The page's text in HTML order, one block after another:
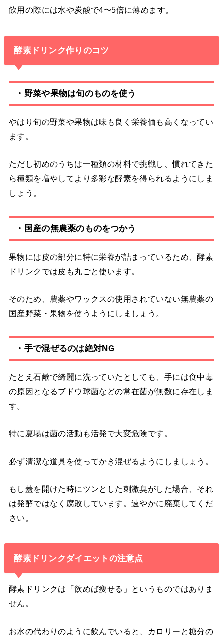
飲用の際には水や炭酸で4〜5倍に薄めます。
酵素ドリンク作りのコツ
・野菜や果物は旬のものを使う
やはり旬の野菜や果物は味も良く栄養価も高くなってい
ます。
ただし初めのうちは一種類の材料で挑戦し、慣れてきた
ら種類を増やしてより多彩な酵素を得られるようにしま
しょう。
・国産の無農薬のものをつかう
果物には皮の部分に特に栄養が詰まっているため、酵素
ドリンクでは皮も丸ごと使います。
そのため、農薬やワックスの使用されていない無農薬の
国産野菜・果物を使うようにしましょう。
・手で混ぜるのは絶対NG
たとえ石鹸で綺麗に洗っていたとしても、手には食中毒
の原因となるブドウ球菌などの常在菌が無数に存在しま
す。
特に夏場は菌の活動も活発で大変危険です。
必ず清潔な道具を使ってかき混ぜるようにしましょう。
もし蓋を開けた時にツンとした刺激臭がした場合、それ
は発酵ではなく腐敗しています。速やかに廃棄してくだ
さい。
酵素ドリンクダイエットの注意点
酵素ドリンクは「飲めば痩せる」というものではありま
せん。
お水の代わりのように飲んでいると、カロリーと糖分の